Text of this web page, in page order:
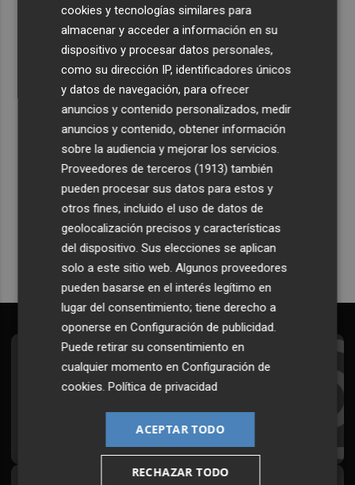
Instalan en la Avenida de la Libertad una infraestructura
eléctrica fija para impulsar la actividad cultural y
comercial
Recibe toda la actualidad de
Plaza Podcast en tu correo
Quiero suscribirme
Suscríbete al Boletín
Todos los días a primera hora en tu email
¡Quiero suscribirme!
cookies y tecnologías similares para
almacenar y acceder a información en su
dispositivo y procesar datos personales,
como su dirección IP, identificadores únicos
y datos de navegación, para ofrecer
anuncios y contenido personalizados, medir
anuncios y contenido, obtener información
sobre la audiencia y mejorar los servicios.
Proveedores de terceros (1913) también
pueden procesar sus datos para estos y
otros fines, incluido el uso de datos de
geolocalización precisos y características
del dispositivo. Sus elecciones se aplican
solo a este sitio web. Algunos proveedores
pueden basarse en el interés legítimo en
lugar del consentimiento; tiene derecho a
oponerse enConfiguración de publicidad.
Puede retirar su consentimiento en
cualquier momento enConfiguración de
cookies.Política de privacidad
ACEPTAR TODO
RECHAZAR TODO